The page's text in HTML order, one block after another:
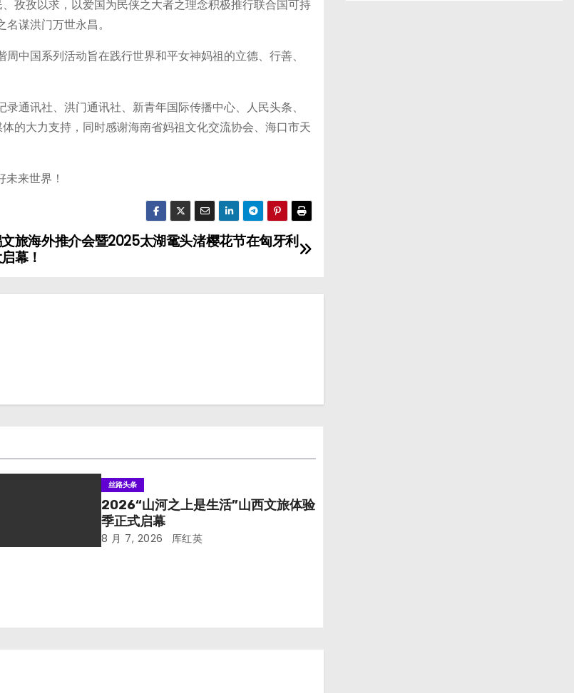
孜孜以求，以爱国为民侠之大者之理念积极推行联合国可持
谋洪门万世永昌。
中国系列活动旨在践行世界和平女神妈祖的立德、行善、
通讯社、洪门通讯社、新青年国际传播中心、人民头条、
的大力支持，同时感谢海南省妈祖文化交流协会、海口市天
来世界！
旅海外推介会暨2025太湖鼋头渚樱花节在匈牙利
幕！
丝路头条
2026“山河之上是生活”山西文旅体验
季正式启幕
8 月 7, 2026 厍红英